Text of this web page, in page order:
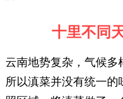
十里不同
云南地势复杂，气候多
所以滇菜并没有统一